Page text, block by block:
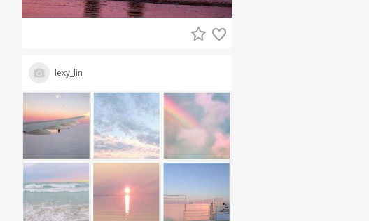
lexy_lin